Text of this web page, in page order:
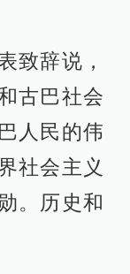
致辞说，
古巴社会
人民的伟
社会主义
。历史和